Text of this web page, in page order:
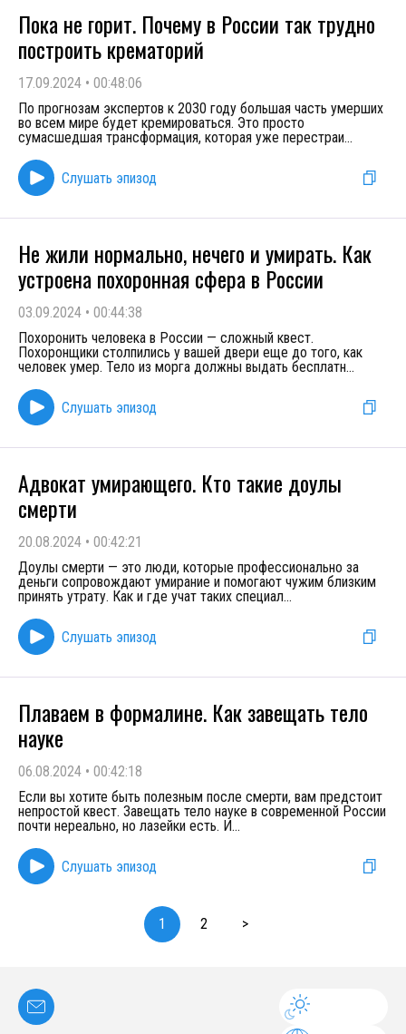
Пока не горит. Почему в России так трудно
построить крематорий
17.09.2024 • 00:48:06
По прогнозам экспертов к 2030 году большая часть умерших
во всем мире будет кремироваться. Это просто
сумасшедшая трансформация, которая уже перестраи...
Слушать эпизод
Не жили нормально, нечего и умирать. Как
устроена похоронная сфера в России
03.09.2024 • 00:44:38
Похоронить человека в России — сложный квест.
Похоронщики столпились у вашей двери еще до того, как
человек умер. Тело из морга должны выдать бесплатн...
Слушать эпизод
Адвокат умирающего. Кто такие доулы
смерти
20.08.2024 • 00:42:21
Доулы смерти — это люди, которые профессионально за
деньги сопровождают умирание и помогают чужим близким
принять утрату. Как и где учат таких специал...
Слушать эпизод
Плаваем в формалине. Как завещать тело
науке
06.08.2024 • 00:42:18
Если вы хотите быть полезным после смерти, вам предстоит
непростой квест. Завещать тело науке в современной России
почти нереально, но лазейки есть. И...
Слушать эпизод
1 2 >